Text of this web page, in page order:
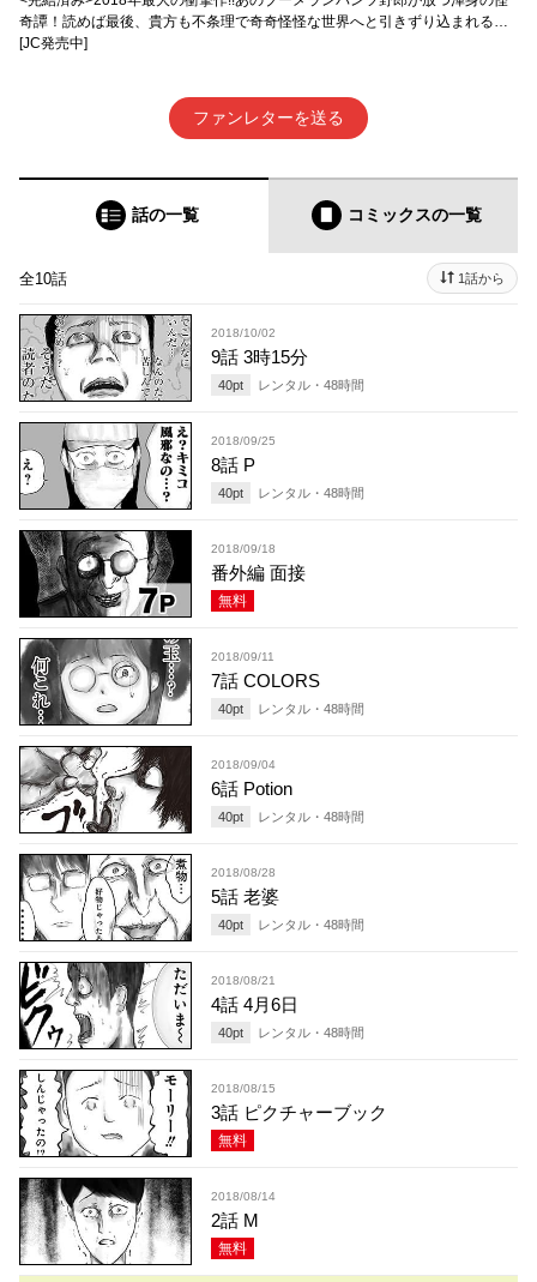
奇譚！読めば最後、貴方も不条理で奇奇怪怪な世界へと引きずり込まれる…
[JC発売中]
ファンレターを送る
話の一覧 コミックスの一覧
全10話 1話から
2018/10/02
9話 3時15分
40pt レンタル・ 48時間
2018/09/25
8話 P
40pt レンタル・ 48時間
2018/09/18
番外編 面接
無料
2018/09/11
7話 COLORS
40pt レンタル・ 48時間
2018/09/04
6話 Potion
40pt レンタル・ 48時間
2018/08/28
5話 老婆
40pt レンタル・ 48時間
2018/08/21
4話 4月6日
40pt レンタル・ 48時間
2018/08/15
3話 ピクチャーブック
無料
2018/08/14
2話 M
無料